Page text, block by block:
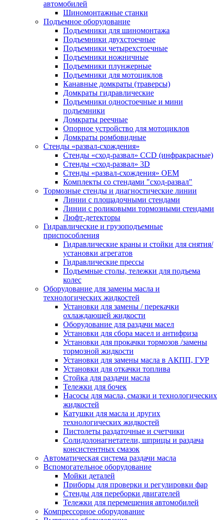
автомобилей
Шиномонтажные станки
Подъемное оборудование
Подъемники для шиномонтажа
Подъемники двухстоечные
Подъемники четырехстоечные
Подъемники ножничные
Подъемники плунжерные
Подъемники для мотоциклов
Канавные домкраты (траверсы)
Домкраты гидравлические
Подъемники одностоечные и мини
подъемники
Домкраты реечные
Опорное устройство для мотоциклов
Домкраты ромбовидные
Стенды «развал-схождения»
Стенды «сход-развал» CCD (инфракрасные)
Стенды «сход-развал» 3D
Стенды «развал-схождения» ОЕМ
Комплекты со стендами "сход-развал"
Тормозные стенды и диагностические линии
Линии с площадочными стендами
Линии с роликовыми тормозными стендами
Люфт-детекторы
Гидравлические и грузоподъемные
приспособления
Гидравлические краны и стойки для снятия/
установки агрегатов
Гидравлические прессы
Подъемные столы, тележки для подъема
колес
Оборудование для замены масла и
технологических жидкостей
Установки для замены / перекачки
охлаждающей жидкости
Оборудование для раздачи масел
Установки для сбора масел и антифриза
Установки для прокачки тормозов /замены
тормозной жидкости
Установки для замены масла в АКПП, ГУР
Установки для откачки топлива
Стойка для раздачи масла
Тележки для бочек
Насосы для масла, смазки и технологических
жидкостей
Катушки для масла и других
технологических жидкостей
Пистолеты раздаточные и счетчики
Солидолонагнетатели, шприцы и раздача
консистентных смазок
Автоматическая система раздачи масла
Вспомогательное оборудование
Мойки деталей
Приборы для проверки и регулировки фар
Стенды для переборки двигателей
Тележки для перемещения автомобилей
Компрессорное оборудование